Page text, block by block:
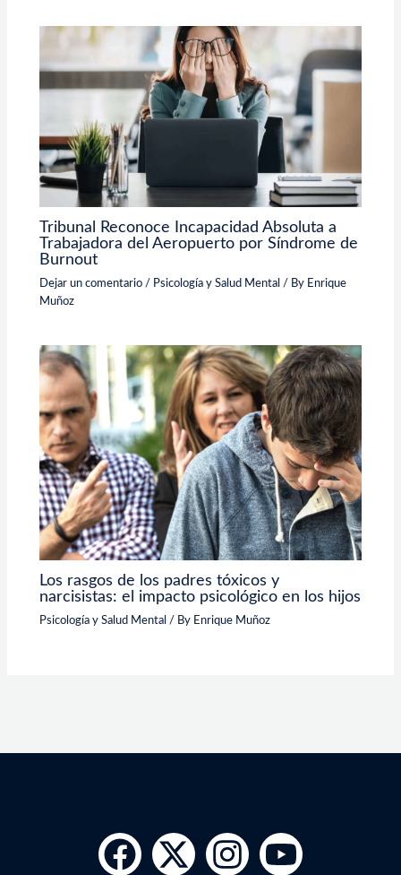
Tribunal Reconoce Incapacidad Absoluta a
Trabajadora del Aeropuerto por Síndrome de
Burnout
Dejar un comentario / Psicología y Salud Mental / By Enrique
Muñoz
Los rasgos de los padres tóxicos y
narcisistas: el impacto psicológico en los hijos
Psicología y Salud Mental / By Enrique Muñoz